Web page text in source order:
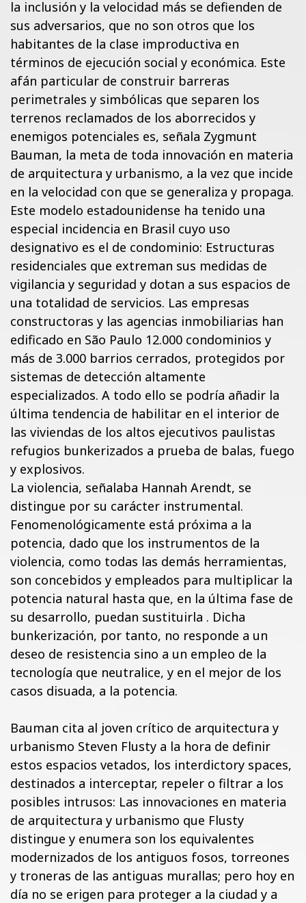
la inclusión y la velocidad más se defienden de
sus adversarios, que no son otros que los
habitantes de la clase improductiva en
términos de ejecución social y económica. Este
afán particular de construir barreras
perimetrales y simbólicas que separen los
terrenos reclamados de los aborrecidos y
enemigos potenciales es, señala Zygmunt
Bauman, la meta de toda innovación en materia
de arquitectura y urbanismo, a la vez que incide
en la velocidad con que se generaliza y propaga.
Este modelo estadounidense ha tenido una
especial incidencia en Brasil cuyo uso
designativo es el de condominio: Estructuras
residenciales que extreman sus medidas de
vigilancia y seguridad y dotan a sus espacios de
una totalidad de servicios. Las empresas
constructoras y las agencias inmobiliarias han
edificado en São Paulo 12.000 condominios y
más de 3.000 barrios cerrados, protegidos por
sistemas de detección altamente
especializados. A todo ello se podría añadir la
última tendencia de habilitar en el interior de
las viviendas de los altos ejecutivos paulistas
refugios bunkerizados a prueba de balas, fuego
y explosivos.
La violencia, señalaba Hannah Arendt, se
distingue por su carácter instrumental.
Fenomenológicamente está próxima a la
potencia, dado que los instrumentos de la
violencia, como todas las demás herramientas,
son concebidos y empleados para multiplicar la
potencia natural hasta que, en la última fase de
su desarrollo, puedan sustituirla . Dicha
bunkerización, por tanto, no responde a un
deseo de resistencia sino a un empleo de la
tecnología que neutralice, y en el mejor de los
casos disuada, a la potencia.
Bauman cita al joven crítico de arquitectura y
urbanismo Steven Flusty a la hora de definir
estos espacios vetados, los interdictory spaces,
destinados a interceptar, repeler o filtrar a los
posibles intrusos: Las innovaciones en materia
de arquitectura y urbanismo que Flusty
distingue y enumera son los equivalentes
modernizados de los antiguos fosos, torreones
y troneras de las antiguas murallas; pero hoy en
día no se erigen para proteger a la ciudad y a